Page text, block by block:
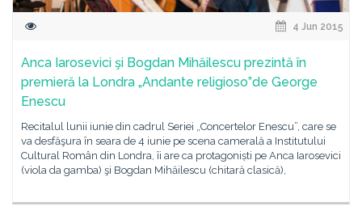
4 Jun 2015
Anca Iarosevici şi Bogdan Mihăilescu prezintă în
premieră la Londra „Andante religioso”de George
Enescu
Recitalul lunii iunie din cadrul Seriei „Concertelor Enescu”, care se
va desfăşura în seara de 4 iunie pe scena camerală a Institutului
Cultural Român din Londra, îi are ca protagoniști pe Anca Iarosevici
(viola da gamba) şi Bogdan Mihăilescu (chitară clasică),